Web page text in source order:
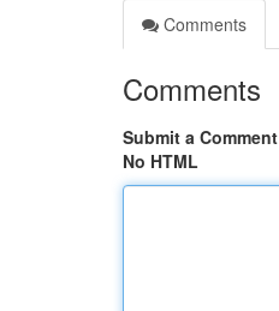
Comments
Comments
Submit a Comment
No HTML